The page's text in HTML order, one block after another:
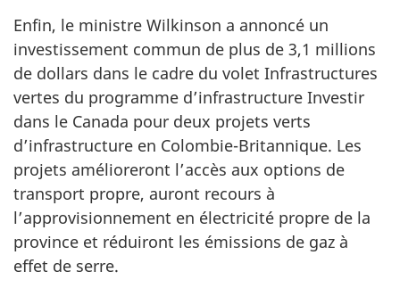
Enfin, le ministre Wilkinson a annoncé un
investissement commun de plus de 3,1 millions
de dollars dans le cadre du volet Infrastructures
vertes du programme d’infrastructure Investir
dans le Canada pour deux projets verts
d’infrastructure en Colombie-Britannique. Les
projets amélioreront l’accès aux options de
transport propre, auront recours à
l’approvisionnement en électricité propre de la
province et réduiront les émissions de gaz à
effet de serre.